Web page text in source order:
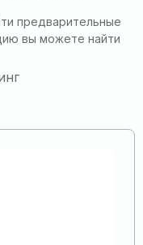
предварительные
вы можете найти